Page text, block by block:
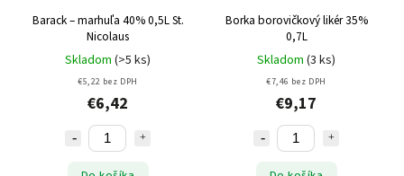
Barack – marhuľa 40% 0,5L St.
Nicolaus
Skladom (>5 ks)
€5,22 bez DPH
€6,42
Borka borovičkový likér 35%
0,7L
Skladom (3 ks)
€7,46 bez DPH
€9,17